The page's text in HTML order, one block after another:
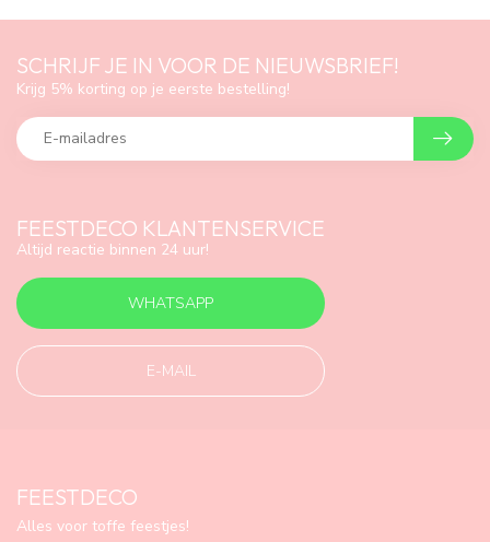
FEESTDECO KLANTENSERVICE
Altijd reactie binnen 24 uur!
WHATSAPP
E-MAIL
SCHRIJF JE IN VOOR DE NIEUWSBRIEF!
Krijg 5% korting op je eerste bestelling!
FEESTDECO
Alles voor toffe feestjes!